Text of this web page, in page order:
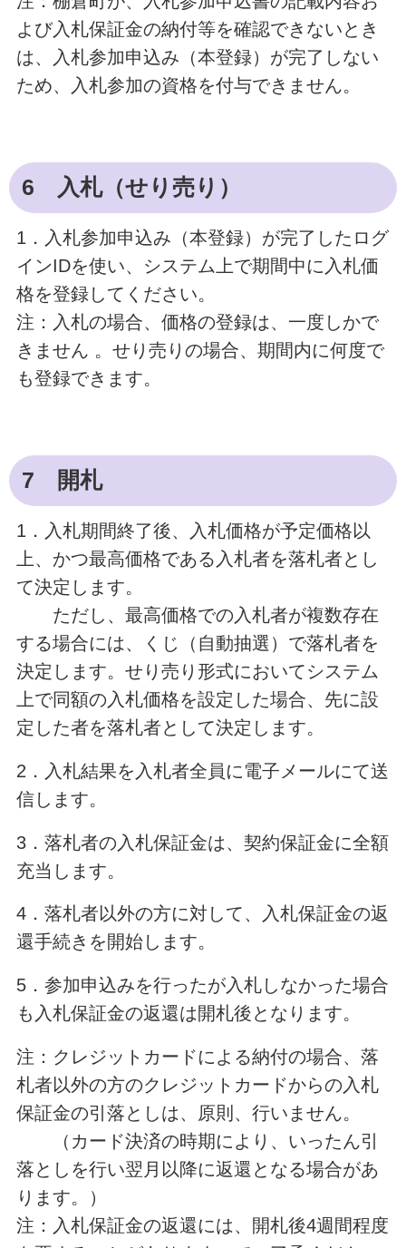
よび入札保証金の納付等を確認できないとき
は、入札参加申込み（本登録）が完了しない
ため、入札参加の資格を付与できません。
6 入札（せり売り）
1．入札参加申込み（本登録）が完了したログ
インIDを使い、システム上で期間中に入札価
格を登録してください。
注：入札の場合、価格の登録は、一度しかで
きません 。せり売りの場合、期間内に何度で
も登録できます。
7 開札
1．入札期間終了後、入札価格が予定価格以
上、かつ最高価格である入札者を落札者とし
て決定します。
ただし、最高価格での入札者が複数存在
する場合には、くじ（自動抽選）で落札者を
決定します。せり売り形式においてシステム
上で同額の入札価格を設定した場合、先に設
定した者を落札者として決定します。
2．入札結果を入札者全員に電子メールにて送
信します。
3．落札者の入札保証金は、契約保証金に全額
充当します。
4．落札者以外の方に対して、入札保証金の返
還手続きを開始します。
5．参加申込みを行ったが入札しなかった場合
も入札保証金の返還は開札後となります。
注：クレジットカードによる納付の場合、落
札者以外の方のクレジットカードからの入札
保証金の引落としは、原則、行いません。
（カード決済の時期により、いったん引
落としを行い翌月以降に返還となる場合があ
ります。）
注：入札保証金の返還には、開札後4週間程度